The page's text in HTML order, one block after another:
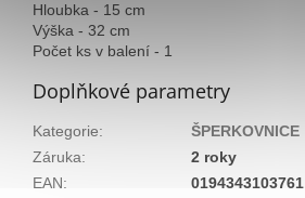
Hloubka - 15 cm
Výška - 32 cm
Počet ks v balení - 1
Doplňkové parametry
Kategorie:
ŠPERKOVNICE
Záruka:
2 roky
EAN:
0194343103761